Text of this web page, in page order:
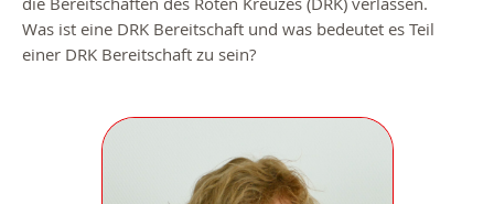
Was ist eine DRK Bereitschaft und was bedeutet es Teil
einer DRK Bereitschaft zu sein?